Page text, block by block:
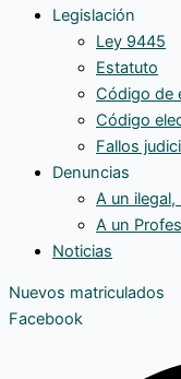
Legislación
Ley 9445
Estatuto
Código de
Código
Fallos
Denuncias
A un ilegal,
A un
Noticias
Nuevos matriculados
Facebook